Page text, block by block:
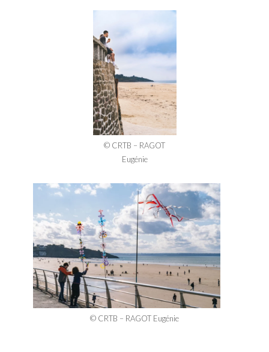
© CRTB – RAGOT
Eugénie
© CRTB – RAGOT Eugénie